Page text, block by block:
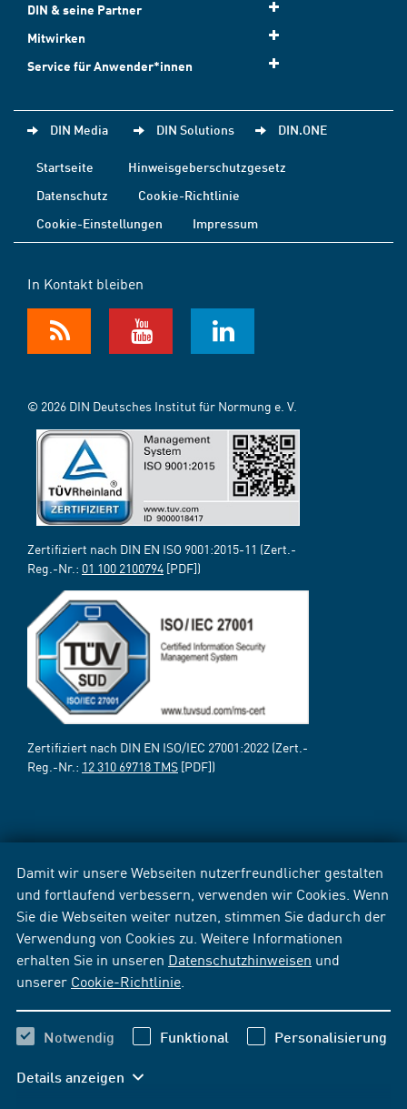
Damit wir unsere Webseiten nutzerfreundlicher gestalten
und fortlaufend verbessern, verwenden wir Cookies. Wenn
Sie die Webseiten weiter nutzen, stimmen Sie dadurch der
Verwendung von Cookies zu. Weitere Informationen
erhalten Sie in unseren Datenschutzhinweisen und
unserer Cookie-Richtlinie
Notwendig Funktional Personalisierung
Details anzeigen
DIN & seine Partner
Mitwirken
Service für Anwender*innen
DIN Media DIN Solutions DIN.ONE
Startseite
Hinweisgeberschutzgesetz
Datenschutz
Cookie-Richtlinie
Cookie-Einstellungen
Impressum
In Kontakt bleiben
© 2026 DIN Deutsches Institut für Normung e. V.
Zertifiziert nach DIN EN ISO 9001:2015-11 (Zert.-
Reg.-Nr.: 01 100 2100794 [PDF])
Zertifiziert nach DIN EN ISO/IEC 27001:2022 (Zert.-
Reg.-Nr.: 12 310 69718 TMS [PDF])